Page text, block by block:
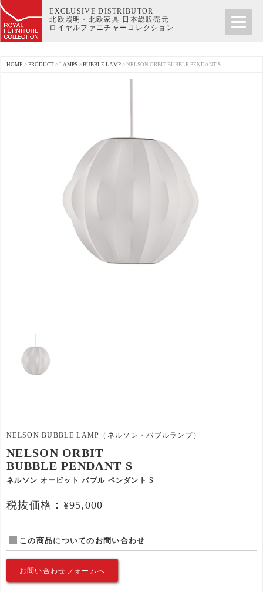
EXCLUSIVE DISTRIBUTOR
北欧照明・北欧家具 日本総販売元
ロイヤルファニチャーコレクション
HOME > PRODUCT > LAMPS > BUBBLE LAMP > NELSON ORBIT BUBBLE PENDANT S
NELSON BUBBLE LAMP（ネルソン・バブルランプ）
NELSON ORBIT
BUBBLE PENDANT S
ネルソン オービット バブル ペンダント S
税抜価格：¥95,000
この商品についてのお問い合わせ
お問い合わせフォームへ